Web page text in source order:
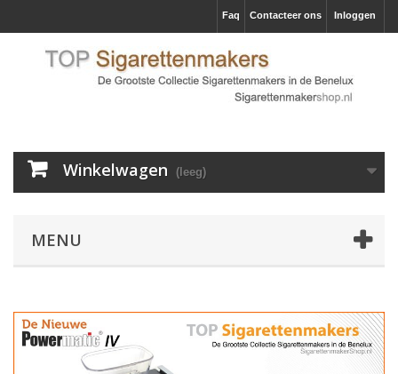
Inloggen
Contacteer ons
Faq
Winkelwagen (leeg)
MENU